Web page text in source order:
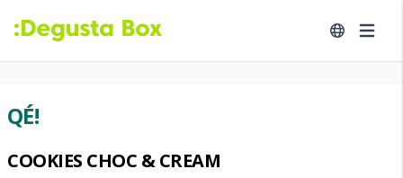
QÉ!
COOKIES CHOC & CREAM